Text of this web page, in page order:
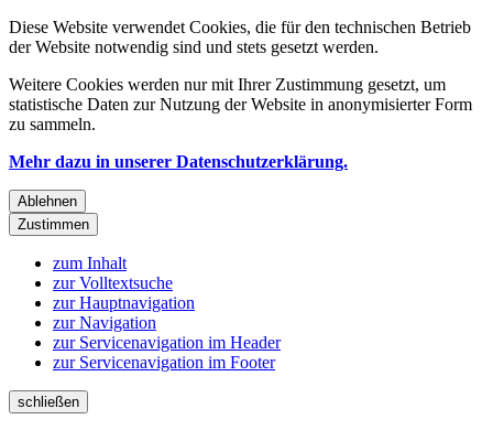
Diese Website verwendet Cookies, die für den technischen Betrieb
der Website notwendig sind und stets gesetzt werden.
Weitere Cookies werden nur mit Ihrer Zustimmung gesetzt, um
statistische Daten zur Nutzung der Website in anonymisierter Form
zu sammeln.
Mehr dazu in unserer Datenschutzerklärung.
Ablehnen
Zustimmen
zum Inhalt
zur Volltextsuche
zur Hauptnavigation
zur Navigation
zur Servicenavigation im Header
zur Servicenavigation im Footer
schließen